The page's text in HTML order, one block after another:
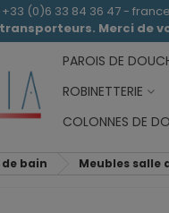
(0)6 33 84 36 47 -
Merci de
PAROIS DE
ROBINETTERIE
COLONNES DE
bain Meubles salle